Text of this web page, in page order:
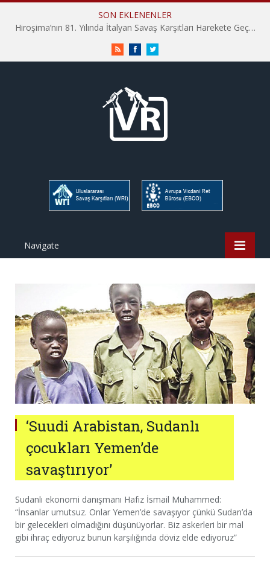
SON EKLENENLER
Hiroşima’nın 81. Yılında İtalyan Savaş Karşıtları Harekete Geçti: “Hatırlamak yeterli değil”
RSS FacebookTwitter
Navigate
‘Suudi Arabistan, Sudanlı
çocukları Yemen’de
savaştırıyor’
Sudanlı ekonomi danışmanı Hafız İsmail Muhammed:
“İnsanlar umutsuz. Onlar Yemen’de savaşıyor çünkü Sudan’da
bir gelecekleri olmadığını düşünüyorlar. Biz askerleri bir mal
gibi ihraç ediyoruz bunun karşılığında döviz elde ediyoruz”